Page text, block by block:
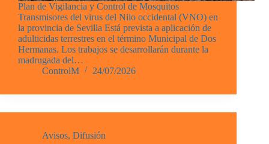
Plan de Vigilancia y Control de Mosquitos
Transmisores del virus del Nilo occidental (VNO) en
la provincia de Sevilla Está prevista a aplicación de
adulticidas terrestres en el término Municipal de Dos
Hermanas. Los trabajos se desarrollarán durante la
madrugada del…
ControlM
24/07/2026
Avisos, Difusión